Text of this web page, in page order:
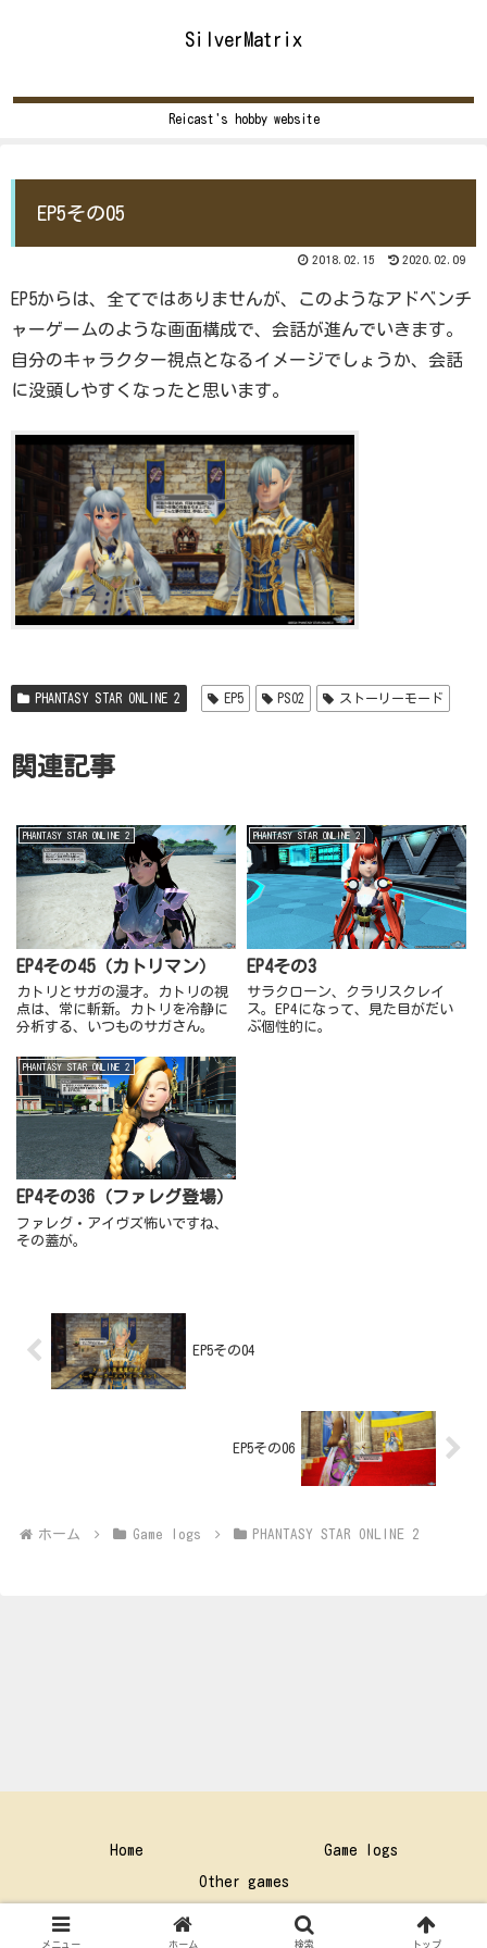
SilverMatrix
Reicast's hobby website
EP5その05
2018.02.15 2020.02.09
EP5からは、全てではありませんが、このようなアドベンチ
ャーゲームのような画面構成で、会話が進んでいきます。
自分のキャラクター視点となるイメージでしょうか、会話
に没頭しやすくなったと思います。
PHANTASY STAR ONLINE 2 EP5 PSO2 ストーリーモード
関連記事
PHANTASY STAR ONLINE 2
EP4その45（カトリマン）
カトリとサガの漫才。カトリの視
点は、常に斬新。カトリを冷静に
分析する、いつものサガさん。
PHANTASY STAR ONLINE 2
EP4その3
サラクローン、クラリスクレイ
ス。EP4になって、見た目がだい
ぶ個性的に。
PHANTASY STAR ONLINE 2
EP4その36（ファレグ登場）
ファレグ・アイヴズ怖いですね、
その蓋が。
EP5その04
EP5その06
ホーム Game logs PHANTASY STAR ONLINE 2
Home Game logs
Other games
Copyright © 1997-2026 BSN All Rights Reserved.
メニュー ホーム 検索 トップ